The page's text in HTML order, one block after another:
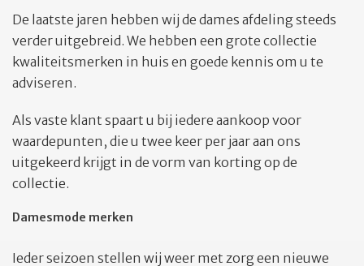
De laatste jaren hebben wij de dames afdeling steeds
verder uitgebreid. We hebben een grote collectie
kwaliteitsmerken in huis en goede kennis om u te
adviseren.
Als vaste klant spaart u bij iedere aankoop voor
waardepunten, die u twee keer per jaar aan ons
uitgekeerd krijgt in de vorm van korting op de
collectie.
Damesmode merken
Ieder seizoen stellen wij weer met zorg een nieuwe